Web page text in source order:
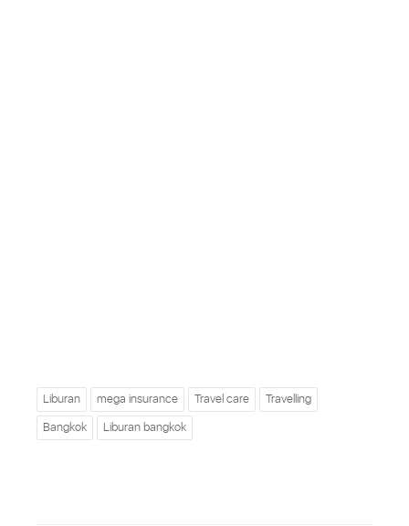
Liburan mega insurance Travel care
Travelling
Bangkok
Liburan bangkok